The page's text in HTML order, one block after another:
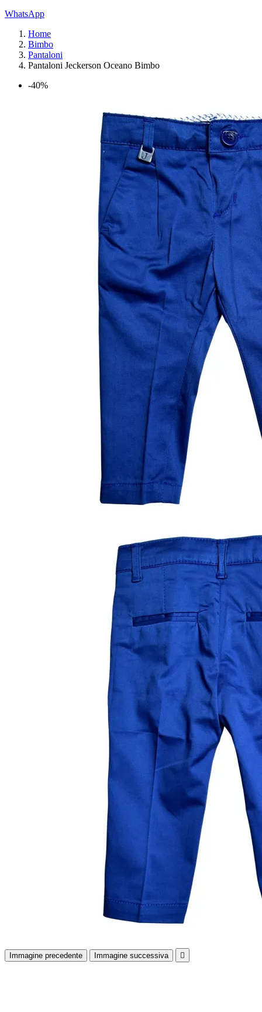
WhatsApp
Home
Bimbo
Pantaloni
Pantaloni Jeckerson Oceano Bimbo
-40%
Immagine precedente Immagine successiva 